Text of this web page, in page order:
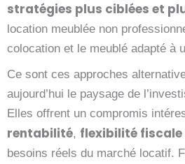
stratégies plus ciblées et
location meublée non
colocation et le meublé adapté à
Ce sont ces approches
aujourd’hui le paysage de l’
Elles offrent un compromis
rentabilité, flexibilité fiscale
besoins réels du marché locatif.